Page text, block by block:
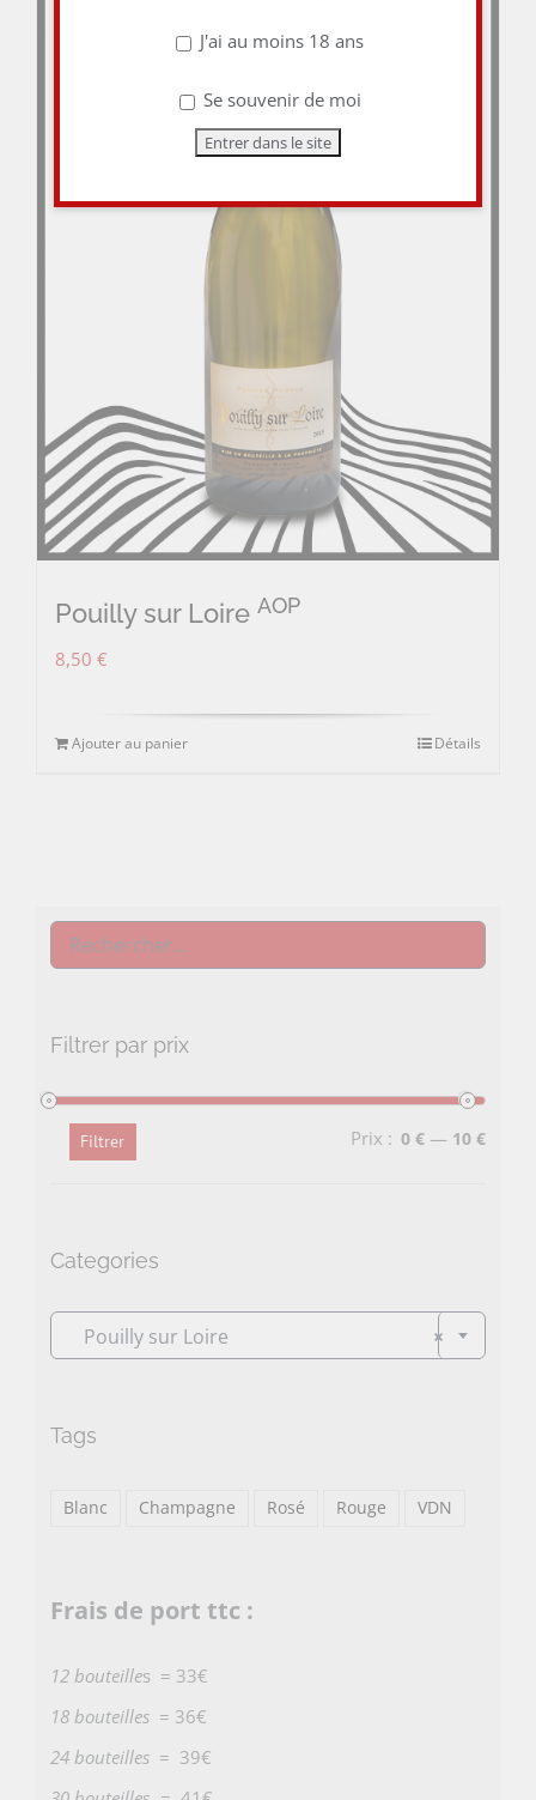
Pouilly sur Loire AOP
8,50 €
Ajouter au panier Détails
Filtrer par prix
Prix
Prix
Filtrer Prix : 0 € — 10 €
Categories
×
Pouilly sur Loire
Tags
Blanc Champagne Rosé Rouge VDN
Frais de port ttc :
12 bouteilles = 33€
18 bouteilles= 36€
24 bouteilles= 39€
J'ai au moins 18 ans
Se souvenir de moi